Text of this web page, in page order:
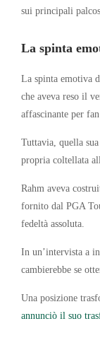
sui principali
La spinta
La spinta emotiva
che aveva reso il
affascinante per
Tuttavia, quella
propria coltellata
Rahm aveva
fornito dal PGA
fedeltà assoluta.
In un’intervista a
cambierebbe se
Una posizione
annunciò il suo